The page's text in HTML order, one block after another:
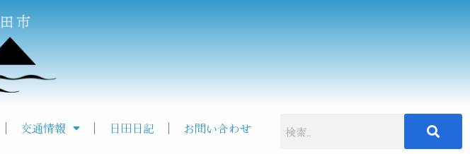
交通情報 日田日記 お問い合わせ